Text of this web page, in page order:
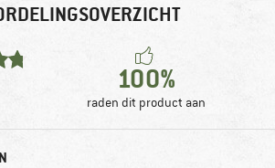
100%
raden dit product aan